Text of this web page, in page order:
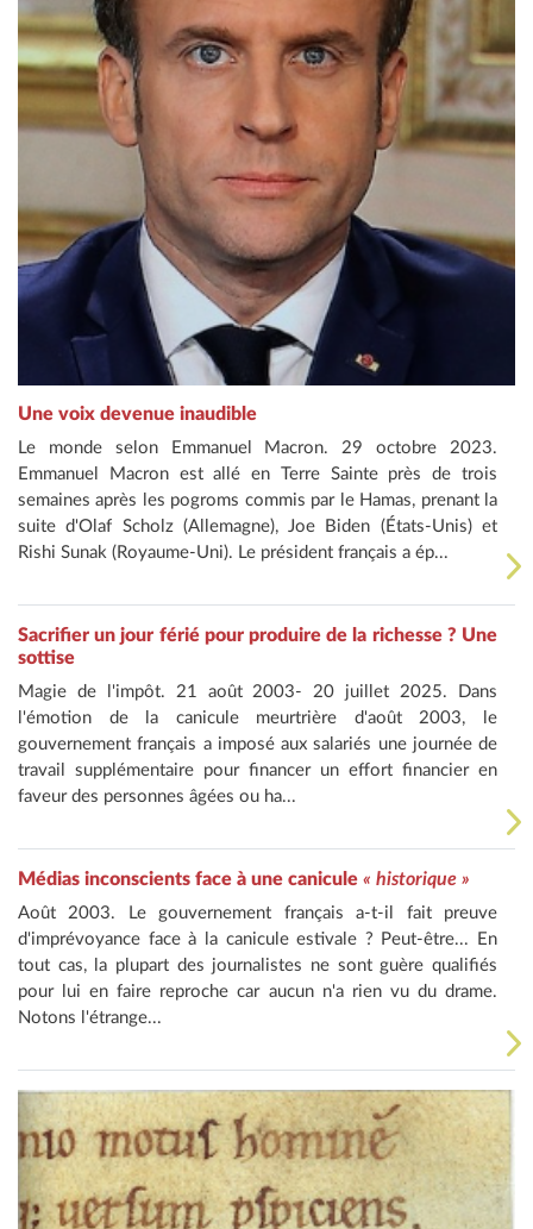
Une voix devenue inaudible
Le monde selon Emmanuel Macron. 29 octobre 2023.
Emmanuel Macron est allé en Terre Sainte près de trois
semaines après les pogroms commis par le Hamas, prenant la
suite d'Olaf Scholz (Allemagne), Joe Biden (États-Unis) et
Rishi Sunak (Royaume-Uni). Le président français a ép...
Sacrifier un jour férié pour produire de la richesse ? Une
sottise
Magie de l'impôt. 21 août 2003- 20 juillet 2025. Dans
l'émotion de la canicule meurtrière d'août 2003, le
gouvernement français a imposé aux salariés une journée de
travail supplémentaire pour financer un effort financier en
faveur des personnes âgées ou ha...
Médias inconscients face à une canicule « historique »
Août 2003. Le gouvernement français a-t-il fait preuve
d'imprévoyance face à la canicule estivale ? Peut-être... En
tout cas, la plupart des journalistes ne sont guère qualifiés
pour lui en faire reproche car aucun n'a rien vu du drame.
Notons l'étrange...